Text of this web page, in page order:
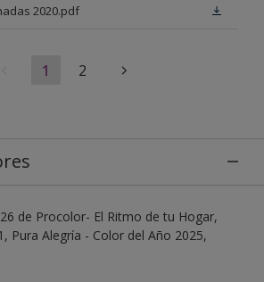
2020.pdf
1 2
de Procolor- El Ritmo de tu Hogar,
Pura Alegría - Color del Año 2025,